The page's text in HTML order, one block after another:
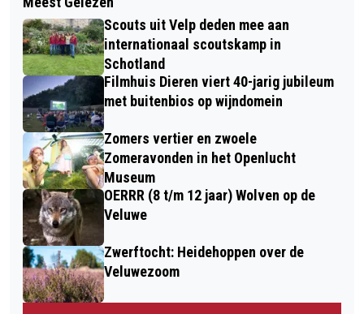
VAN DORP RHEDEN
RONDJE ZACHTHEID IN DORP RHEDEN
OP 29 NOVEMBER
Scouts uit Velp deden mee aan
internationaal scoutskamp in
Schotland
Filmhuis Dieren viert 40-jarig jubileum
met buitenbios op wijndomein
Zomers vertier en zwoele
Zomeravonden in het Openlucht
Museum
OERRR (8 t/m 12 jaar) Wolven op de
Veluwe
Zwerftocht: Heidehoppen over de
Veluwezoom